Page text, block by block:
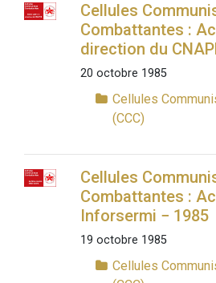
Cellules
Combattantes :
direction du
20 octobre 1985
Cellules
(CCC)
Cellules
Combattantes :
Inforsermi − 1985
19 octobre 1985
Cellules